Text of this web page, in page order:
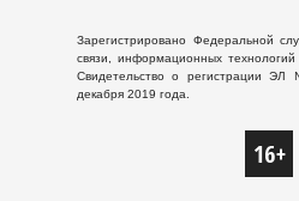
Зарегистрировано Федеральной
связи, информационных технологий
Свидетельство о регистрации
декабря 2019 года.